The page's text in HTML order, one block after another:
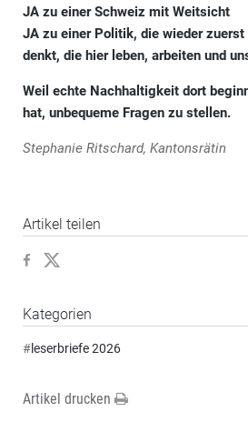
JA zu einer Schweiz mit Weitsicht
JA zu einer Politik, die wieder zuerst
denkt, die hier leben, arbeiten und
Weil echte Nachhaltigkeit dort
hat, unbequeme Fragen zu stellen.
Stephanie Ritschard, Kantonsrätin
Artikel teilen
Kategorien
#leserbriefe 2026
Artikel drucken